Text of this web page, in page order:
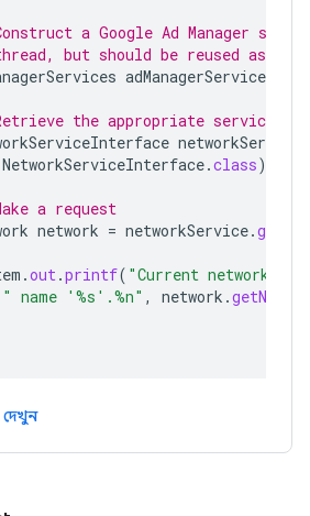
a Google Ad Manager
but should be reused as
adManagerServices
the appropriate service
networkService
NetworkServiceInterface.class);
a request
network = networkService.
.out.printf( "Current network
" name '%s'.%n" , network .